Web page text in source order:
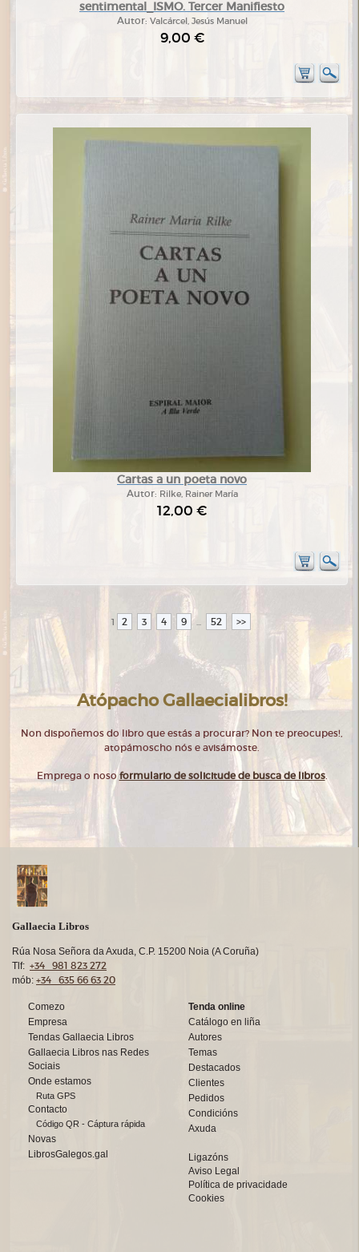
sentimental_ISMO. Tercer Manifiesto
Autor: Valcárcel, Jesús Manuel
9,00 €
Cartas a un poeta novo
Autor: Rilke, Rainer María
12,00 €
1 2 3 4 9 ... 52 >>
Atópacho Gallaecialibros!
Non dispoñemos do libro que estás a procurar? Non te preocupes!,
atopámoscho nós e avisámoste.
Emprega o nosoformulario de solicitude de busca de libros.
Gallaecia Libros
Rúa Nosa Señora da Axuda, C.P. 15200 Noia (A Coruña)
Tlf: +34 981 823 272
mób: +34 635 66 63 20
Comezo
Empresa
Tendas Gallaecia Libros
Gallaecia Libros nas Redes
Sociais
Onde estamos
Ruta GPS
Contacto
Código QR - Cáptura rápida
Novas
LibrosGalegos.gal
Tenda online
Catálogo en liña
Autores
Temas
Destacados
Clientes
Pedidos
Condicións
Axuda
Ligazóns
Aviso Legal
Política de privacidade
Cookies